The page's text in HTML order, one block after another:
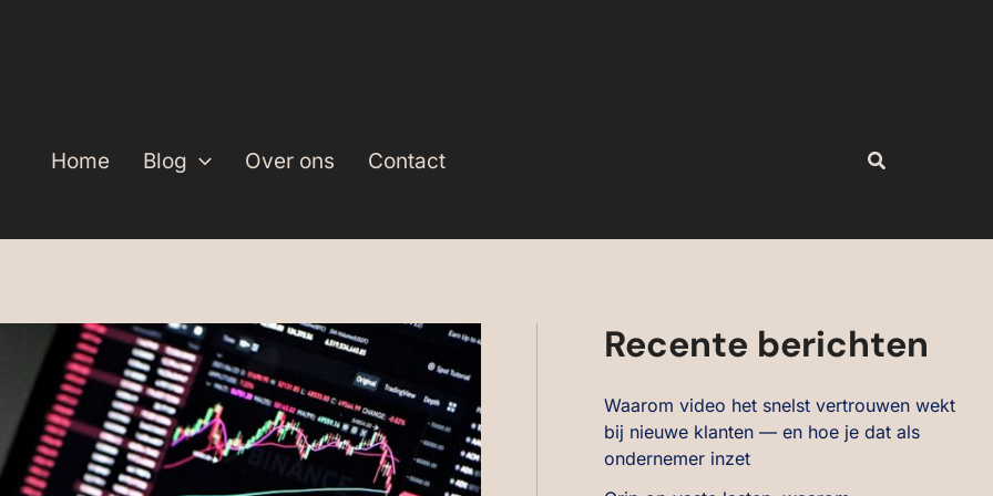
Home Blog Over ons Contact Zoeken
Recente berichten
Waarom video het snelst vertrouwen wekt
bij nieuwe klanten — en hoe je dat als
ondernemer inzet